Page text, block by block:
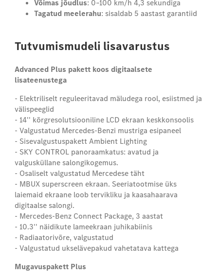
Võimas jõudlus: 0–100 km/h 4,3 sekundiga
Tagatud meelerahu: sisaldab 5 aastast garantiid
Tutvumismudeli lisavarustus
Advanced Plus pakett koos digitaalsete
lisateenustega
- Elektriliselt reguleeritavad mäludega rool, esiistmed ja
välispeeglid
- 14'' kõrgresolutsiooniline LCD ekraan keskkonsoolis
- Valgustatud Mercedes-Benzi mustriga esipaneel
- Sisevalgustuspakett Ambient Lighting
- SKY CONTROL panoraamkatus: avatud ja
valgusküllane salongikogemus.
- Osaliselt valgustatud Mercedese täht
- MBUX superscreen ekraan. Seeriatootmise üks
laiemaid ekraane loob tervikliku ja kaasahaarava
digitaalse salongi.
- Mercedes-Benz Connect Package, 3 aastat
- 10.3'' näidikute lameekraan juhikabiinis
- Radiaatorivõre, valgustatud
- Valgustatud ukselävepakud vahetatava kattega
Mugavuspakett Plus